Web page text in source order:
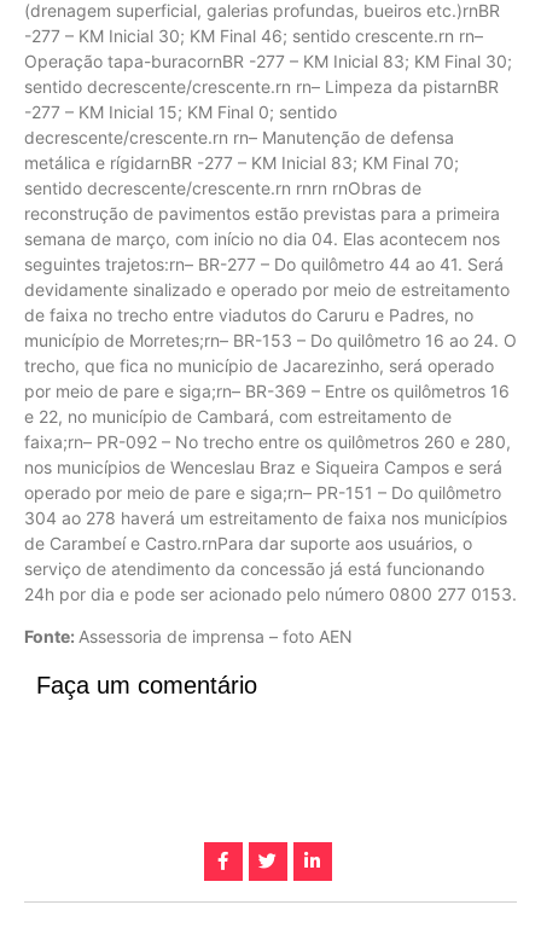
(drenagem superficial, galerias profundas, bueiros etc.)rnBR
-277 – KM Inicial 30; KM Final 46; sentido crescente.rn rn–
Operação tapa-buracornBR -277 – KM Inicial 83; KM Final 30;
sentido decrescente/crescente.rn rn– Limpeza da pistarnBR
-277 – KM Inicial 15; KM Final 0; sentido
decrescente/crescente.rn rn– Manutenção de defensa
metálica e rígidarnBR -277 – KM Inicial 83; KM Final 70;
sentido decrescente/crescente.rn rnrn rnObras de
reconstrução de pavimentos estão previstas para a primeira
semana de março, com início no dia 04. Elas acontecem nos
seguintes trajetos:rn– BR-277 – Do quilômetro 44 ao 41. Será
devidamente sinalizado e operado por meio de estreitamento
de faixa no trecho entre viadutos do Caruru e Padres, no
município de Morretes;rn– BR-153 – Do quilômetro 16 ao 24. O
trecho, que fica no município de Jacarezinho, será operado
por meio de pare e siga;rn– BR-369 – Entre os quilômetros 16
e 22, no município de Cambará, com estreitamento de
faixa;rn– PR-092 – No trecho entre os quilômetros 260 e 280,
nos municípios de Wenceslau Braz e Siqueira Campos e será
operado por meio de pare e siga;rn– PR-151 – Do quilômetro
304 ao 278 haverá um estreitamento de faixa nos municípios
de Carambeí e Castro.rnPara dar suporte aos usuários, o
serviço de atendimento da concessão já está funcionando
24h por dia e pode ser acionado pelo número 0800 277 0153.
Fonte: Assessoria de imprensa – foto AEN
Faça um comentário